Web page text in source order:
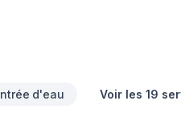
d'eau Voir les 19